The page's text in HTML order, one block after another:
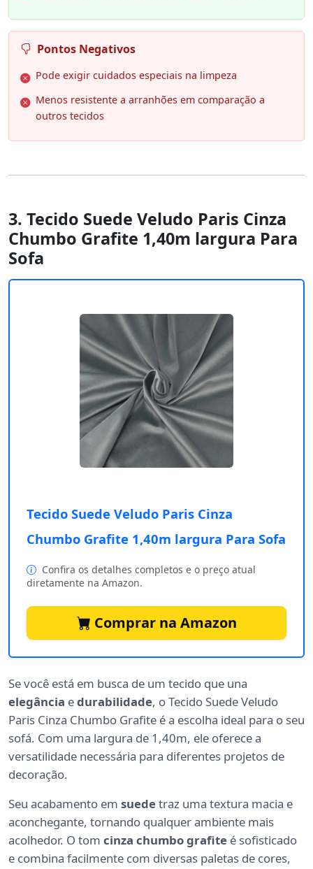
Pontos Negativos
Pode exigir cuidados especiais na limpeza
Menos resistente a arranhões em comparação a
outros tecidos
3. Tecido Suede Veludo Paris Cinza
Chumbo Grafite 1,40m largura Para
Sofa
Tecido Suede Veludo Paris Cinza
Chumbo Grafite 1,40m largura Para Sofa
Confira os detalhes completos e o preço atual
diretamente na Amazon.
Comprar na Amazon
Se você está em busca de um tecido que una
elegância edurabilidade, o Tecido Suede Veludo
Paris Cinza Chumbo Grafite é a escolha ideal para o seu
sofá. Com uma largura de 1,40m, ele oferece a
versatilidade necessária para diferentes projetos de
decoração.
Seu acabamento em suedetraz uma textura macia e
aconchegante, tornando qualquer ambiente mais
acolhedor. O tom cinza chumbo grafite é sofisticado
e combina facilmente com diversas paletas de cores,